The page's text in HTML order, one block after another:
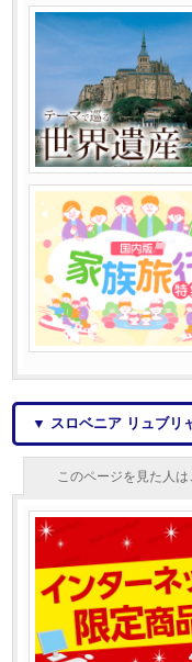
▼ スロベニア リュブリ
このページを見た人